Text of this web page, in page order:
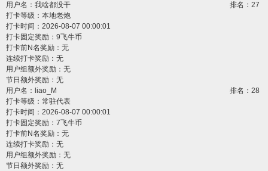
用户名： 我啥都没干
排名：27
打卡等级：本地老炮
打卡时间：2026-08-07 00:00:01
打卡固定奖励：9飞牛币
打卡前N名奖励：无
连续打卡奖励：无
用户组额外奖励：无
节日额外奖励：无
用户名： liao_M
排名：28
打卡等级：常驻代表
打卡时间：2026-08-07 00:00:01
打卡固定奖励：7飞牛币
打卡前N名奖励：无
连续打卡奖励：无
用户组额外奖励：无
节日额外奖励：无